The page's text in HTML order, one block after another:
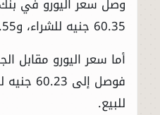
60.35 جنيه للشراء، و60.55 جنيه للبيع.
أما سعر اليورو مقابل
للبيع.